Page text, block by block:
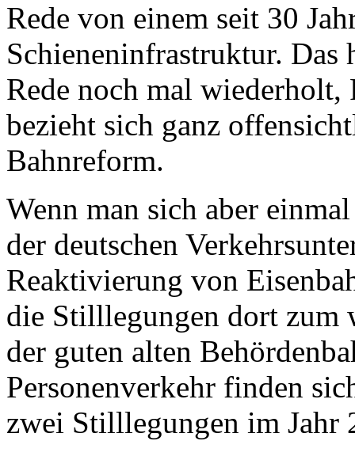
Rede von einem seit 30
Schieneninfrastruktur. Das
Rede noch mal
bezieht sich ganz
Bahnreform.
Wenn man sich aber
der deutschen
Reaktivierung von
die Stilllegungen dort zum
der guten alten
Personenverkehr finden
zwei Stilllegungen im Jahr